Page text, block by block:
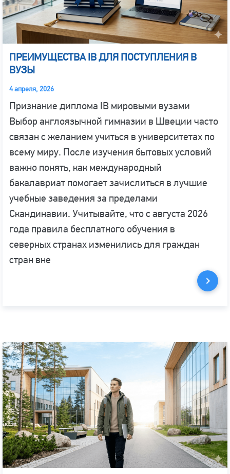
ПРЕИМУЩЕСТВА IB ДЛЯ ПОСТУПЛЕНИЯ В
ВУЗЫ
4 апреля, 2026
Признание диплома IB мировыми вузами
Выбор англоязычной гимназии в Швеции часто
связан с желанием учиться в университетах по
всему миру. После изучения бытовых условий
важно понять, как международный
бакалавриат помогает зачислиться в лучшие
учебные заведения за пределами
Скандинавии. Учитывайте, что с августа 2026
года правила бесплатного обучения в
северных странах изменились для граждан
стран вне